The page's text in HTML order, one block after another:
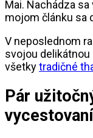
Mai. Nachádza
mojom článku sa
V neposlednom
svojou
všetkytradičné
Pár